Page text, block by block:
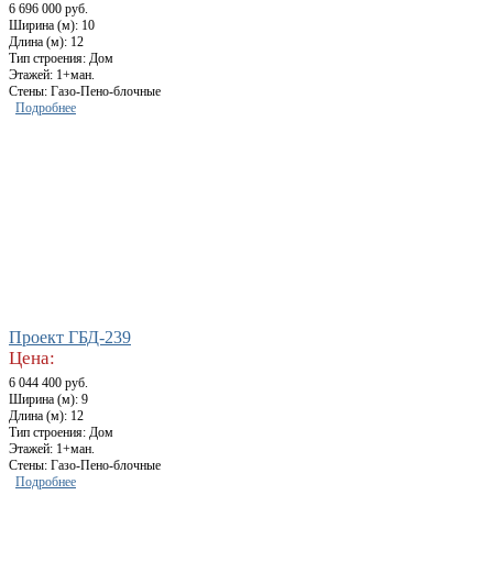
6 696 000 руб.
Ширина (м): 10
Длина (м): 12
Тип строения: Дом
Этажей: 1+ман.
Стены: Газо-Пено-блочные
Подробнее
Проект ГБД-239
Цена:
6 044 400 руб.
Ширина (м): 9
Длина (м): 12
Тип строения: Дом
Этажей: 1+ман.
Стены: Газо-Пено-блочные
Подробнее